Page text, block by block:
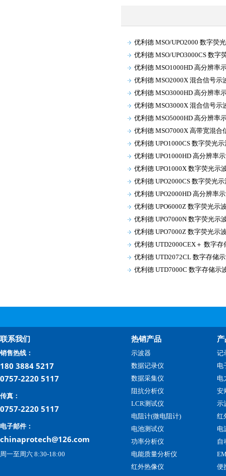
优利德 MSO/UPO2000 数字荧
优利德 MSO/UPO3000CS 数字
优利德 MSO1000HD 高分辨率
优利德 MSO2000X 混合信号示
优利德 MSO3000HD 高分辨率
优利德 MSO3000X 混合信号示
优利德 MSO5000HD 高分辨率
优利德 MSO7000X 高带宽混合
优利德 UPO1000CS 数字荧光
优利德 UPO1000HD 高分辨率
优利德 UPO1000X 数字荧光示
优利德 UPO2000CS 数字荧光
优利德 UPO2000HD 高分辨率
优利德 UPO6000Z 数字荧光示
优利德 UPO7000N 数字荧光示
优利德 UPO7000Z 数字荧光示
优利德 UTD2000CEX＋ 数字存
优利德 UTD2072CL 数字存储
优利德 UTD7000C 数字存储示
联系我们
销售热线：
180 3884 5217
0757-2220 5117
传真：
0757-2220 5117
电子邮件：
chinaprotech@126.com
周一至周六 8:30-18:00
热销产品
示波器
数据记录仪
数据采集仪
阻抗分析仪
LCR测试仪
电阻计(微电阻计)
电池测试仪
功率分析仪
电能质量分析仪
红外热像仪
记
电
电
安
示
红
电
自
便